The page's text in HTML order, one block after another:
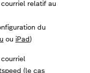
courriel relatif au
du
ou iPad )
courriel
(le cas